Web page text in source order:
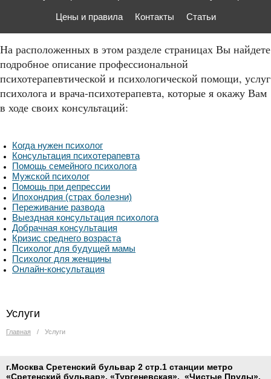
Цены и правила Контакты Статьи
На расположенных в этом разделе страницах Вы найдете
подробное описание профессиональной
психотерапевтической и психологической помощи, услуг
психолога и врача-психотерапевта, которые я окажу Вам
в ходе своих консультаций:
Когда нужен психолог
Консультация психотерапевта
Помощь семейного психолога
Мужской психолог
Помощь при депрессии
Ипохондрия (страх болезни)
Переживание развода
Выездная консультация психолога
Добрачная консультация
Кризис среднего возраста
Психолог для будущей мамы
Психолог для женщины
Онлайн-консультация
Услуги
Главная / Услуги
г.Москва Сретенский бульвар 2 стр.1 станции метро
«Сретенский бульвар», «Тургеневская», «Чистые Пруды».